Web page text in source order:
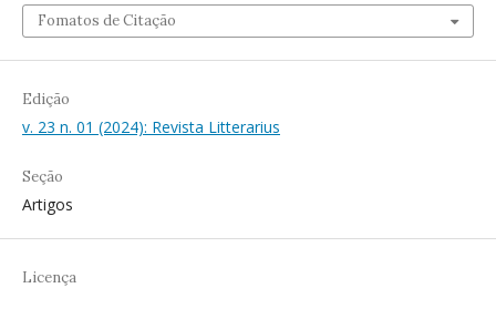
Fomatos de Citação
Edição
v. 23 n. 01 (2024): Revista Litterarius
Seção
Artigos
Licença